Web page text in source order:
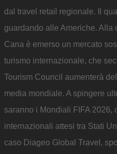
dal travel retail regionale. Il
guardando alle Americhe. Alla
Cana è emerso un mercato
turismo internazionale, che
Tourism Council aumenterà
media mondiale. A spingere
saranno i Mondiali FIFA 2026,
internazionali attesi tra Stati
caso Diageo Global Travel,